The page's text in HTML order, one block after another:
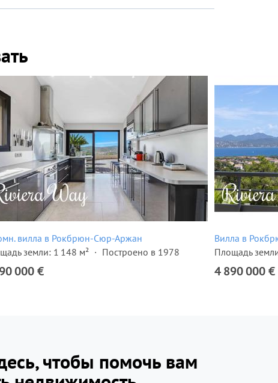
вилла в Рокбрюн-Сюр-Аржан
земли: 1 148 м²
Построено в 1978
000 €
Вилла в
Площадь
4 890 000 €
чтобы помочь вам